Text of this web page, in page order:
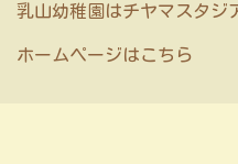
乳山幼稚園はチヤマスタジ
ホームページはこちら